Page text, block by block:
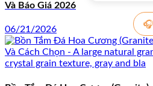
Và Báo Giá 2026
06/21/2026